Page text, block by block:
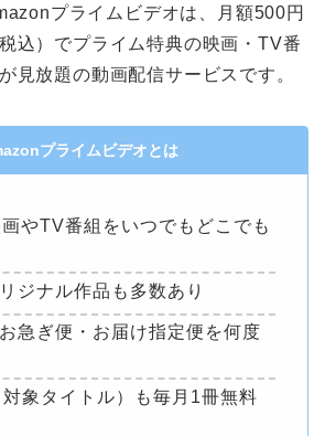
プライムビデオは、月額500円
税込）でプライム特典の映画・TV番
見放題の動画配信サービスです。
プライムビデオとは
やTV番組をいつでもどこでも
ジナル作品も多数あり
急ぎ便・お届け指定便を何度
象タイトル）も毎月1冊無料